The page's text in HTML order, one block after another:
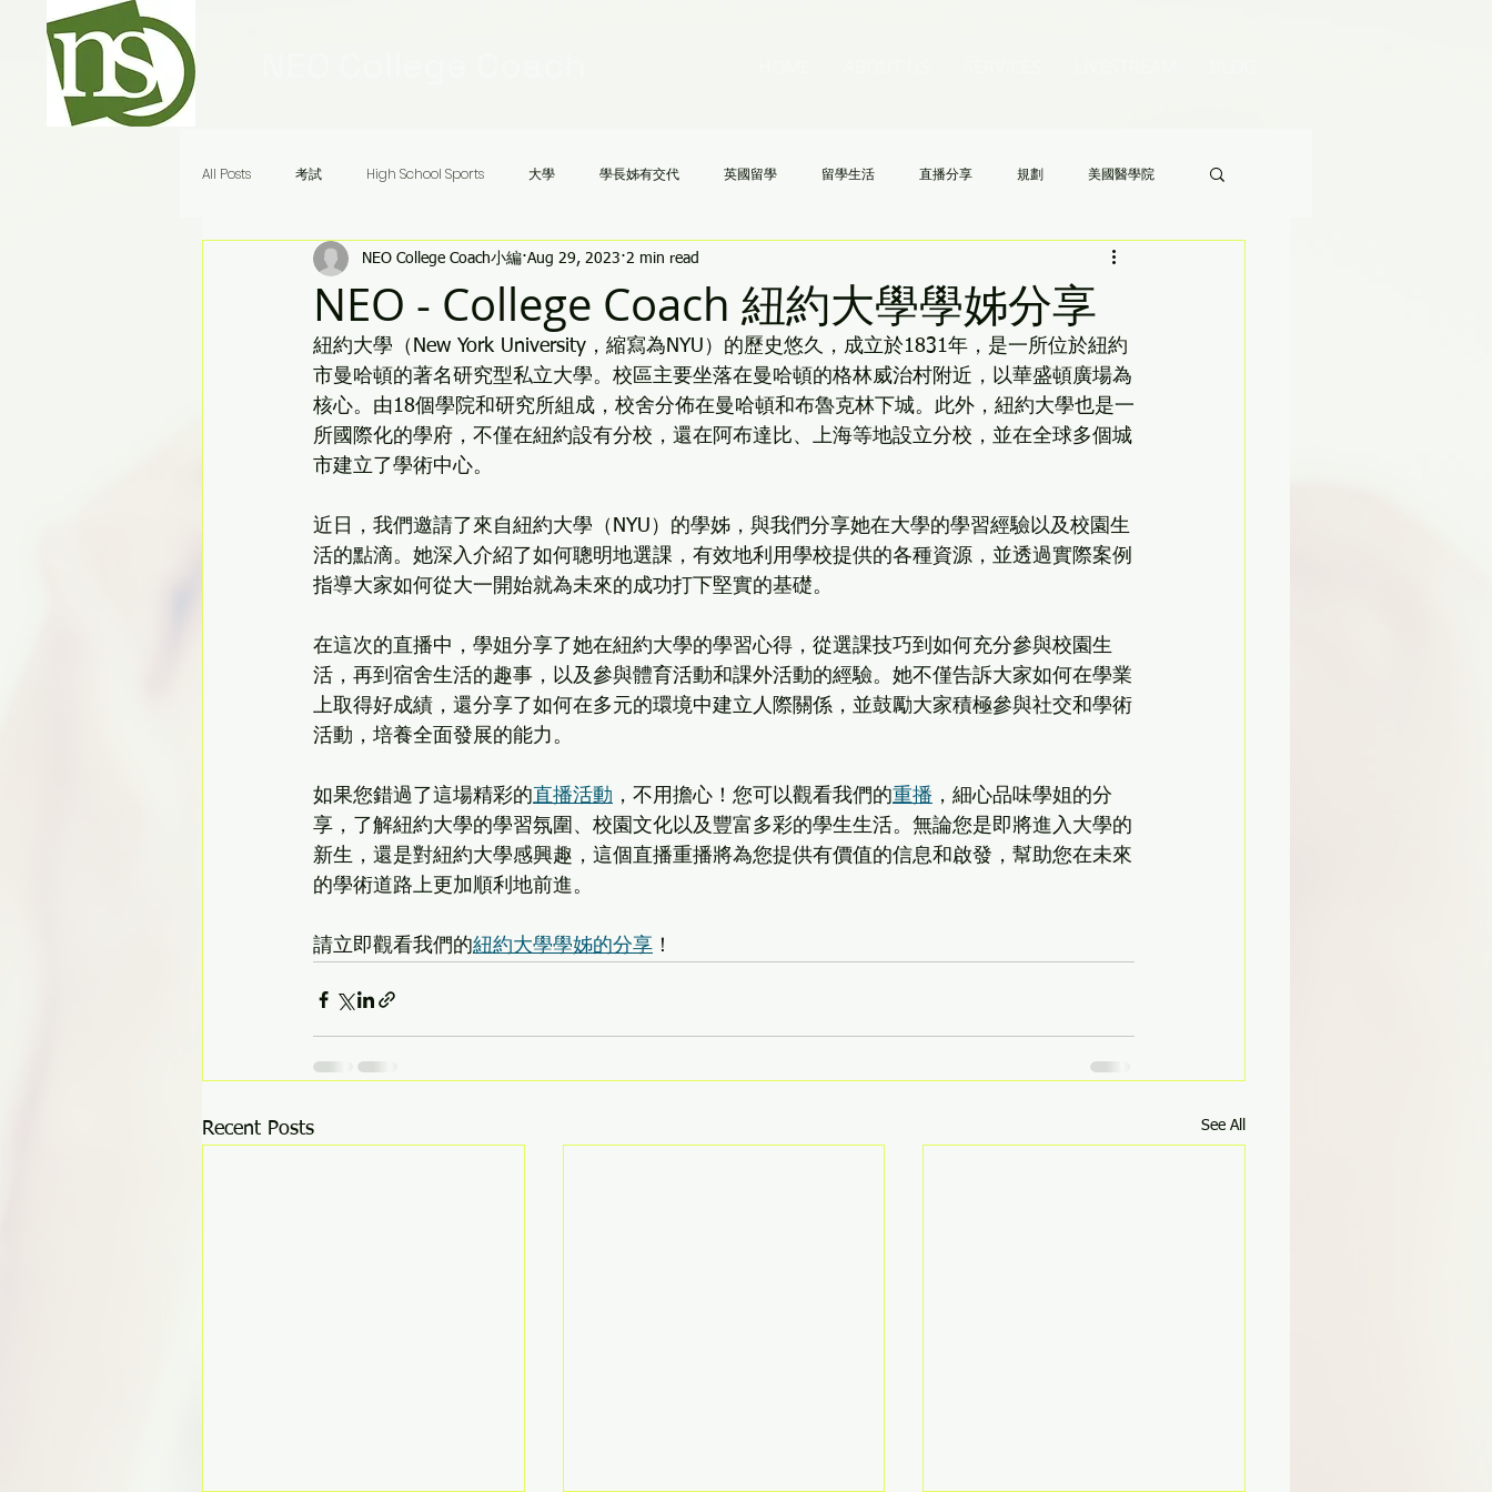
All Posts 考試 High School Sports 大學 學長姊有交代 英國留學 留學生活 直播分享 規劃 美國醫學院
Ivy League Schools 申請 美國高中 NCAA 文理學院 《Audrey 老師的八分鐘家長答疑》
Audrey老師八分鐘答疑
NEO - College Coach 紐約大學學姊分享
NEO College Coach小編 Aug 29, 2023 2 min read
紐約大學（New York University，縮寫為NYU）的歷史悠久，成立於1831年，是一所位於紐約
市曼哈頓的著名研究型私立大學。校區主要坐落在曼哈頓的格林威治村附近，以華盛頓廣場為
核心。由18個學院和研究所組成，校舍分佈在曼哈頓和布魯克林下城。此外，紐約大學也是一
所國際化的學府，不僅在紐約設有分校，還在阿布達比、上海等地設立分校，並在全球多個城
市建立了學術中心。
近日，我們邀請了來自紐約大學（NYU）的學姊，與我們分享她在大學的學習經驗以及校園生
活的點滴。她深入介紹了如何聰明地選課，有效地利用學校提供的各種資源，並透過實際案例
指導大家如何從大一開始就為未來的成功打下堅實的基礎。
在這次的直播中，學姐分享了她在紐約大學的學習心得，從選課技巧到如何充分參與校園生
活，再到宿舍生活的趣事，以及參與體育活動和課外活動的經驗。她不僅告訴大家如何在學業
上取得好成績，還分享了如何在多元的環境中建立人際關係，並鼓勵大家積極參與社交和學術
活動，培養全面發展的能力。
如果您錯過了這場精彩的 直播活動 ，不用擔心！您可以觀看我們的重播 ，細心品味學姐的分
享，了解紐約大學的學習氛圍、校園文化以及豐富多彩的學生生活。無論您是即將進入大學的
新生，還是對紐約大學感興趣，這個直播重播將為您提供有價值的信息和啟發，幫助您在未來
的學術道路上更加順利地前進。
請立即觀看我們的紐約大學學姊的分享 ！
Recent Posts See All